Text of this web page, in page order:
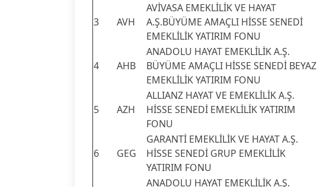
3 AVH
AVİVASA EMEKLİLİK VE HAYAT
A.Ş.BÜYÜME AMAÇLI HİSSE SENEDİ
EMEKLİLİK YATIRIM FONU
4 AHB
ANADOLU HAYAT EMEKLİLİK A.Ş.
BÜYÜME AMAÇLI HİSSE SENEDİ BEYAZ
EMEKLİLİK YATIRIM FONU
5 AZH
ALLIANZ HAYAT VE EMEKLİLİK A.Ş.
HİSSE SENEDİ EMEKLİLİK YATIRIM
FONU
6 GEG
GARANTİ EMEKLİLİK VE HAYAT A.Ş.
HİSSE SENEDİ GRUP EMEKLİLİK
YATIRIM FONU
ANADOLU HAYAT EMEKLİLİK A.Ş.